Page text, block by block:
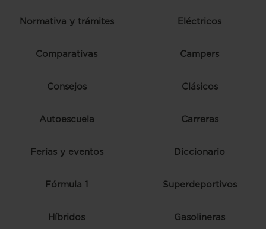
Normativa y trámites Eléctricos
Comparativas Campers
Consejos Clásicos
Autoescuela Carreras
Ferias y eventos Diccionario
Fórmula 1 Superdeportivos
Híbridos Gasolineras